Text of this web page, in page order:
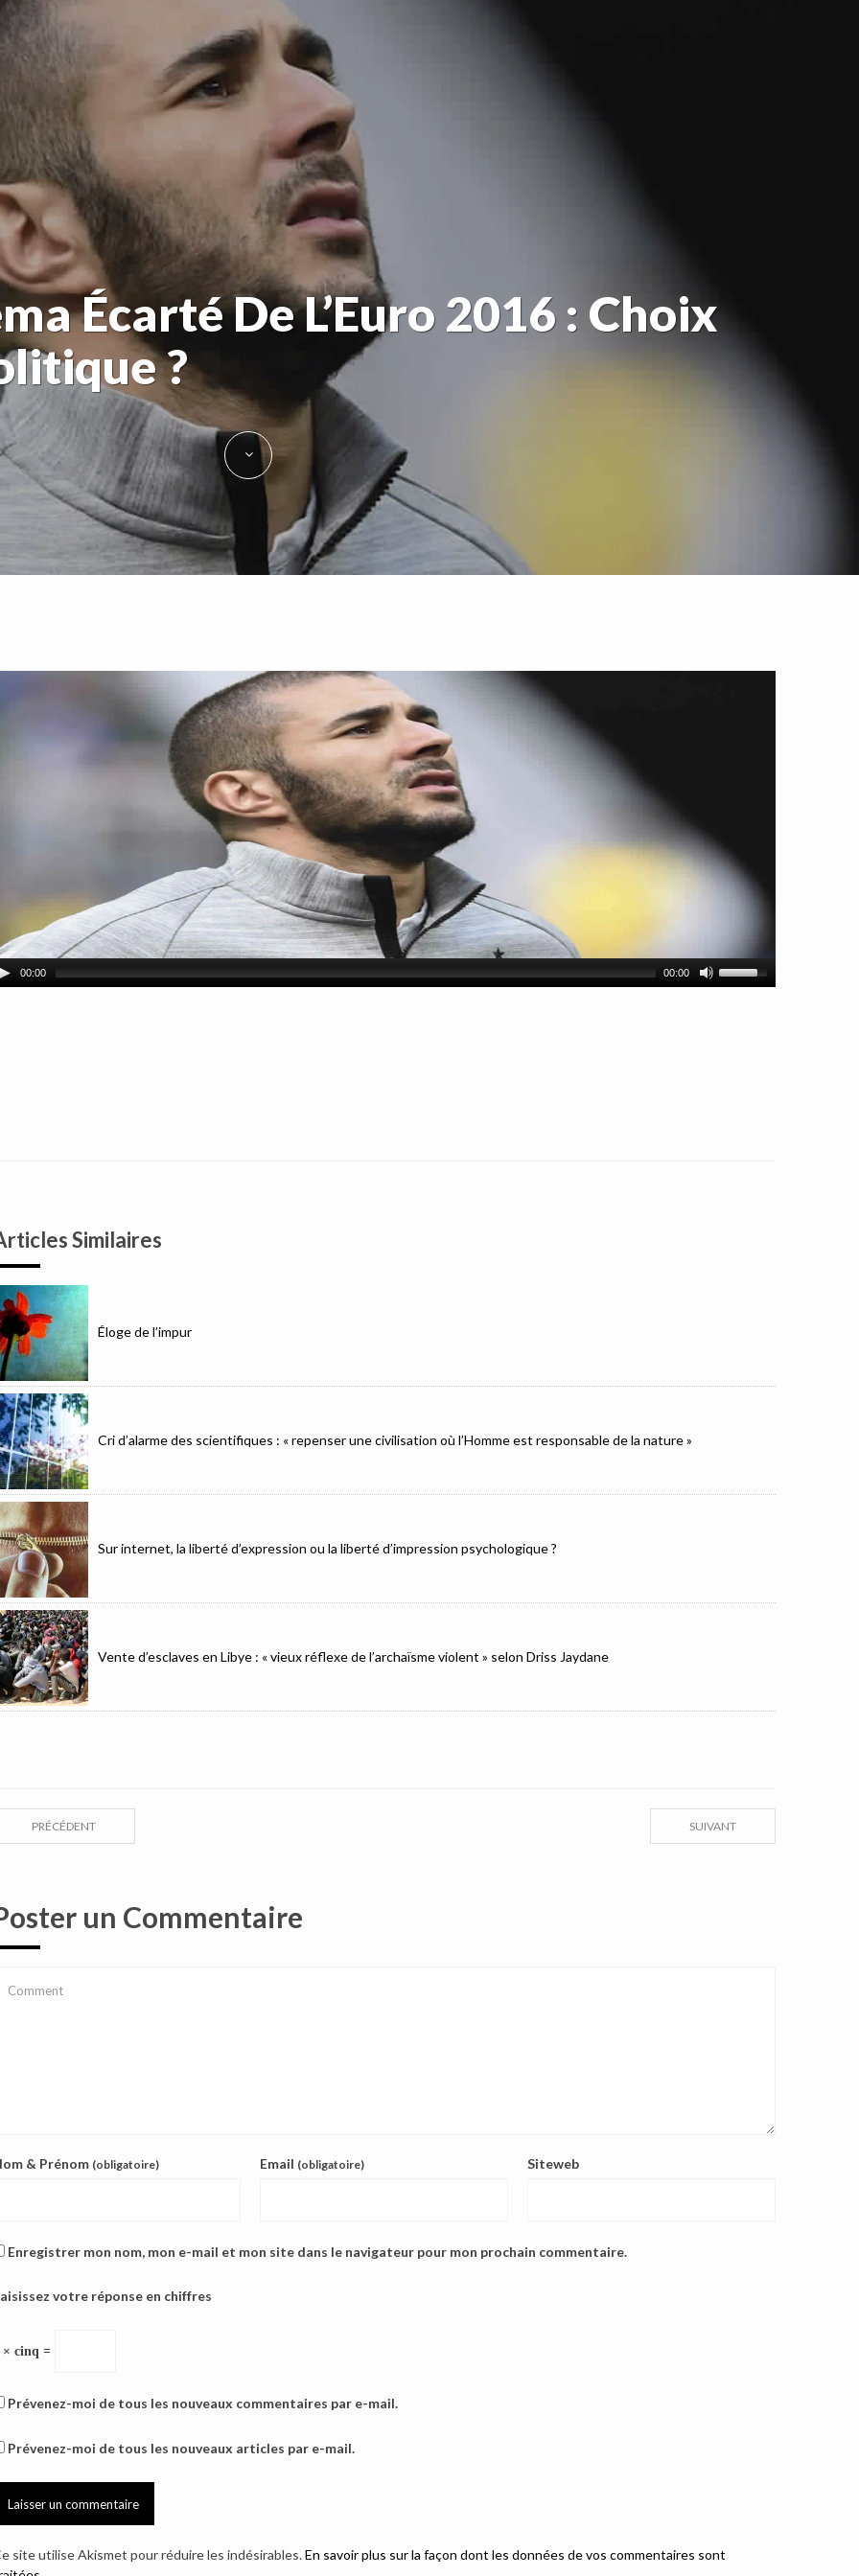
Écarté De L’Euro 2016 : Choix
?
00:00 00:00
Similaires
Éloge de l’impur
Cri d’alarme des scientifiques : « repenser une civilisation où l’Homme est responsable de la nature »
Sur internet, la liberté d’expression ou la liberté d’impression psychologique ?
Vente d’esclaves en Libye : « vieux réflexe de l’archaïsme violent » selon Driss Jaydane
SUIVANT
PRÉCÉDENT
un Commentaire
& Prénom (obligatoire) Email (obligatoire) Siteweb
Enregistrer mon nom, mon e-mail et mon site dans le navigateur pour mon prochain commentaire.
votre réponse en chiffres
× cinq =
Prévenez-moi de tous les nouveaux commentaires par e-mail.
Prévenez-moi de tous les nouveaux articles par e-mail.
site utilise Akismet pour réduire les indésirables.En savoir plus sur la façon dont les données de vos commentaires sont